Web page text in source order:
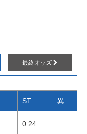
最終オッズ
ST 異
0.24